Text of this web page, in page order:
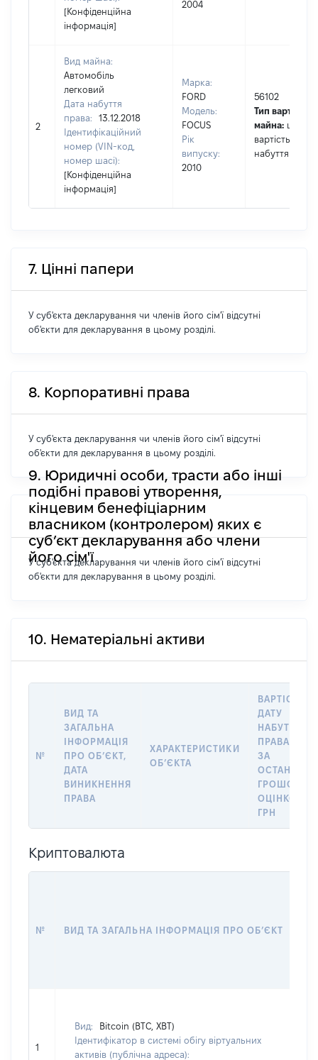
[Конфіденційна
інформація]
2004
2
Вид майна:
Автомобіль
легковий
Дата набуття
права:
13.12.2018
Ідентифікаційний
номер (VIN-код,
номер шасі):
[Конфіденційна
інформація]
Марка:
FORD
Модель:
FOCUS
Рік
випуску:
2010
56102
Тип вартості
майна: це
вартість на
набуття права
7. Цінні папери
У суб'єкта декларування чи членів його сім'ї відсутні
об'єкти для декларування в цьому розділі.
8. Корпоративні права
У суб'єкта декларування чи членів його сім'ї відсутні
об'єкти для декларування в цьому розділі.
9. Юридичні особи, трасти або інші
подібні правові утворення,
кінцевим бенефіціарним
власником (контролером) яких є
суб’єкт декларування або члени
його сім'ї
У суб'єкта декларування чи членів його сім'ї відсутні
об'єкти для декларування в цьому розділі.
10. Нематеріальні активи
№
ВИД ТА
ЗАГАЛЬНА
ІНФОРМАЦІЯ
ПРО ОБʼЄКТ,
ДАТА
ВИНИКНЕННЯ
ПРАВА
ХАРАКТЕРИСТИКИ
ОБʼЄКТА
ВАРТІСТЬ
ДАТУ
НАБУТТЯ
ПРАВА АБО
ЗА
ОЦІНКОЮ,
ГРН
Криптовалюта
№ ВИД ТА ЗАГАЛЬНА ІНФОРМАЦІЯ ПРО ОБʼЄКТ
1
Вид:
Bitcoin (BTC, XBT)
Ідентифікатор в системі обігу віртуальних
активів (публічна адреса):